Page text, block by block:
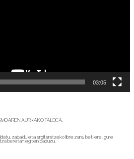
03:05
AURKAKO TALDEA.
zabaldu eta argitaratzeko libre zara, beti ere, gure
beretan egiten baduzu.